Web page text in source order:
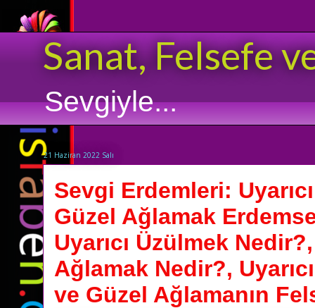
Sanat, Felsefe
Sevgiyle...
21 Haziran 2022 Salı
Sevgi Erdemleri:
Güzel Ağlamak
Uyarıcı Üzülmek
Ağlamak Nedir?,
ve Güzel Ağlamanın